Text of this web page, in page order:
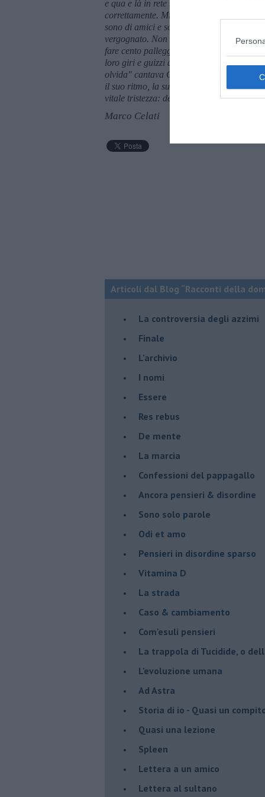
e qua e là in rete ho saccheggiato le
correttamente. Mi scuso se non è stato
sono di amici e sono travisati. Non so
vergognato. Non so se mi sarebbe
fare cento palleggi, il calcio era per gli
loro giri e guizzi di ballo: chissà se ero
olvida" cantava Gardel "
la vida,
il suo ritmo, la sua filosofia. Ammiro e
vitale tristezza: del tango sento la
Marco Celati
Articoli dal Blog “Racconti della
La controversia degli azzimi
Finale
L'archivio
I nomi
Essere
Res rebus
De mente
La marcia
Confessioni del pappagallo
Ancora pensieri & disordine
Sono solo parole
Odi et amo
Pensieri in disordine sparso
Vitamina D
La strada
Caso & cambiamento
Com'esuli pensieri
La trappola di Tucidide, o
L'evoluzione umana
Ad Astra
Storia di io - Quasi un
Quasi una lezione
Spleen
Lettera a un amico
Lettera al sultano